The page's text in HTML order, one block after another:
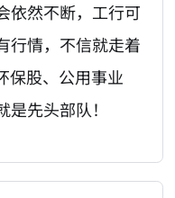
依然不断，工行可
行情，不信就走着
保股、公用事业
先头部队！